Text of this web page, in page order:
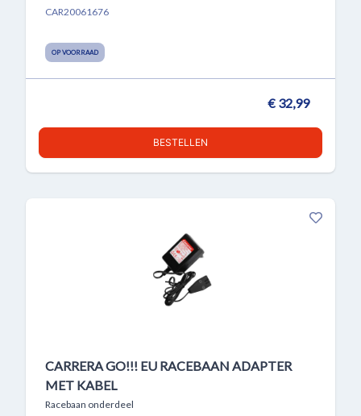
CAR20061676
OP VOORRAAD
€ 32,99
BESTELLEN
CARRERA GO!!! EU RACEBAAN ADAPTER
MET KABEL
Racebaan onderdeel